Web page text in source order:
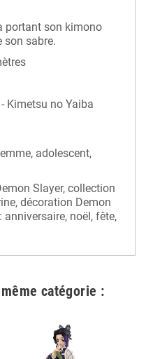
portant son kimono
son sabre.
Kimetsu no Yaiba
adolescent,
Slayer, collection
décoration Demon
anniversaire, noël, fête,
catégorie :